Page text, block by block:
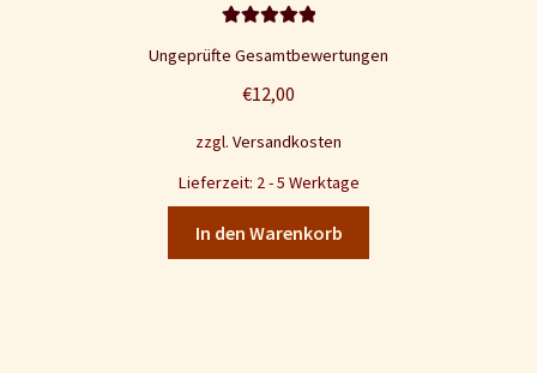
5.00von 5
Ungeprüfte Gesamtbewertungen
€12,00
zzgl. Versandkosten
Lieferzeit: 2 - 5 Werktage
In den Warenkorb